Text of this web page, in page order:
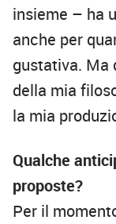
insieme – ha
anche per
gustativa. Ma
della mia
la mia
Qualche
proposte?
Per il